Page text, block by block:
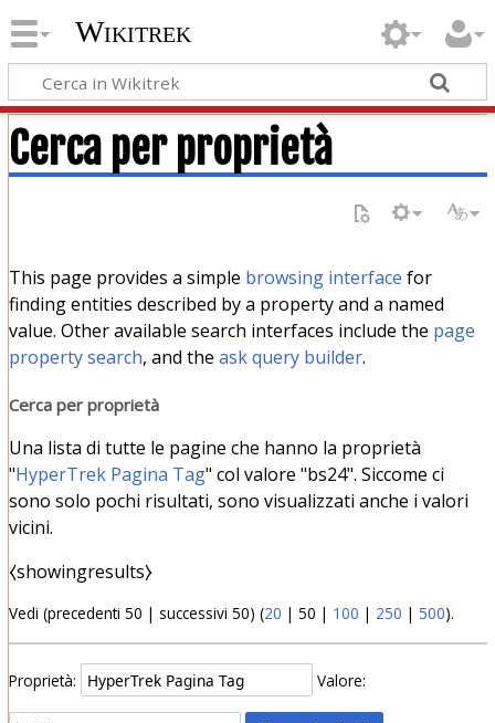
Wikitrek
Cerca per proprietà
This page provides a simple browsing interface for
finding entities described by a property and a named
value. Other available search interfaces include the page
property search, and the ask query builder.
Cerca per proprietà
Una lista di tutte le pagine che hanno la proprietà
"HyperTrek Pagina Tag" col valore "bs24". Siccome ci
sono solo pochi risultati, sono visualizzati anche i valori
vicini.
⧼showingresults⧽
Vedi (precedenti 50 | successivi 50) (20 | 50 | 100 | 250 | 500).
Proprietà: Valore: